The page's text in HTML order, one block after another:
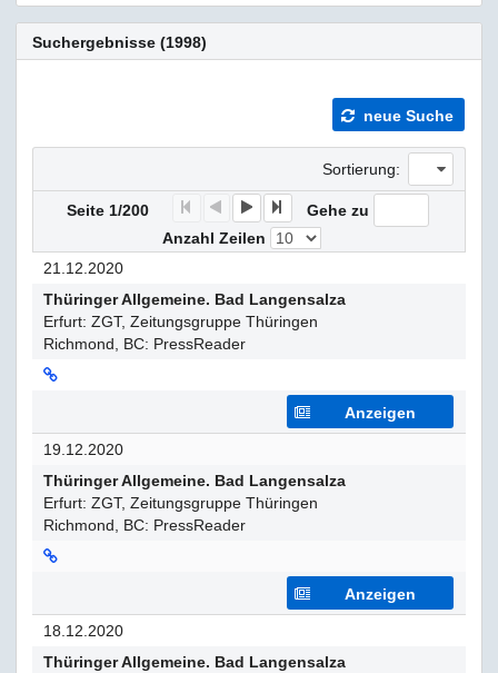
Suchergebnisse (1998)
neue Suche
Sortierung:
Seite 1/200
Gehe zu
Anzahl Zeilen
21.12.2020
Thüringer Allgemeine. Bad Langensalza
Erfurt: ZGT, Zeitungsgruppe Thüringen
Richmond, BC: PressReader
Anzeigen
19.12.2020
Thüringer Allgemeine. Bad Langensalza
Erfurt: ZGT, Zeitungsgruppe Thüringen
Richmond, BC: PressReader
Anzeigen
18.12.2020
Thüringer Allgemeine. Bad Langensalza